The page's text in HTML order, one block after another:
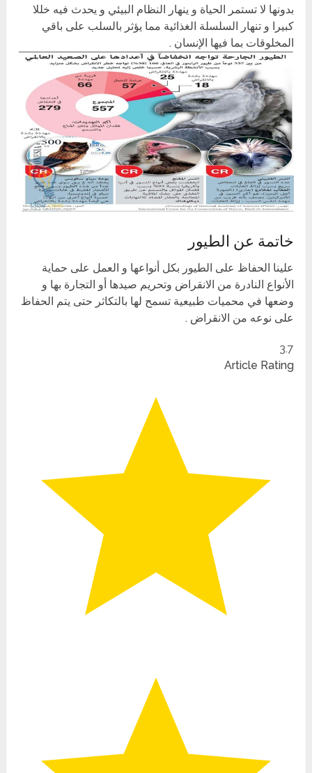
بدونها لا تستمر الحياة و ينهار النظام البيئي و يحدث فيه خللا
كبيرا و تنهار السلسلة الغذائية مما يؤثر بالسلب على باقي
المخلوقات بما فيها الإنسان .
خاتمة عن الطيور
علينا الحفاظ على الطيور بكل أنواعها و العمل على حماية
الأنواع النادرة من الانقراض وتحريم صيدها أو التجارة بها و
وضعها في محميات طبيعية تسمح لها بالتكاثر حتى يتم الحفاظ
على نوعه من الانقراض .
3.7
Article Rating